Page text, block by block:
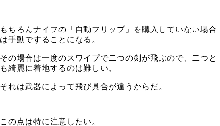
もちろんナイフの「自動フリップ」を購入していない場合
は手動ですることになる。
その場合は一度のスワイプで二つの剣が飛ぶので、二つと
も綺麗に着地するのは難しい。
それは武器によって飛び具合が違うからだ。
この点は特に注意したい。